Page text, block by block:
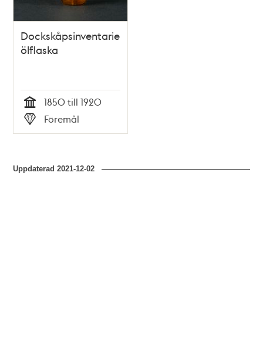
Dockskåpsinventarie;
ölflaska
Tid
1850 till 1920
Typ
Föremål
Uppdaterad2021-12-02